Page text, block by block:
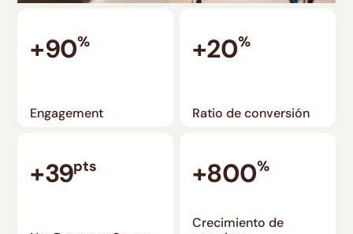
+90%
Engagement
+20%
Ratio de conversión
+39pts +800%
Crecimiento de